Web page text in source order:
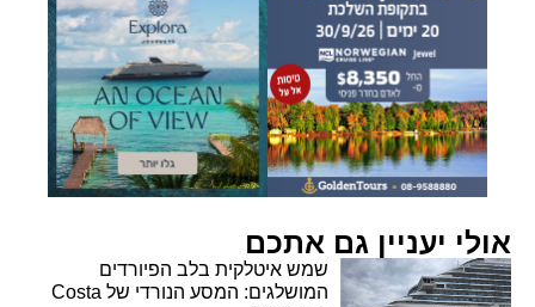
אולי יעניין גם אתכם
שמש איטלקית בלב הפיורדים
המושלגים: המסע הנורדי של Costa